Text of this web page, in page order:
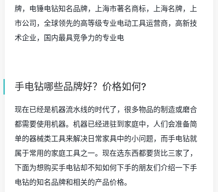
牌，电锤电钻知名品牌，上海市著名商标，上海名牌，上
市公司，全球领先的高等级专业电动工具运营商，高新技
术企业，国内最具竞争力的专业电